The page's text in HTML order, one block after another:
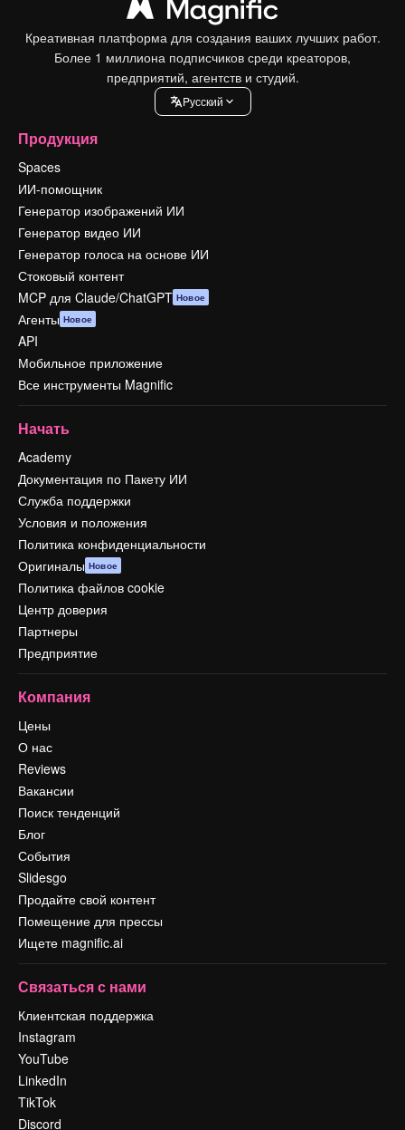
Креативная платформа для создания ваших лучших работ.
Более 1 миллиона подписчиков среди креаторов,
предприятий, агентств и студий.
Pусский
Продукция
Spaces
ИИ-помощник
Генератор изображений ИИ
Генератор видео ИИ
Генератор голоса на основе ИИ
Стоковый контент
MCP для Claude/ChatGPT Новое
Агенты Новое
API
Мобильное приложение
Все инструменты Magnific
Начать
Academy
Документация по Пакету ИИ
Служба поддержки
Условия и положения
Политика конфиденциальности
Оригиналы Новое
Политика файлов cookie
Центр доверия
Партнеры
Предприятие
Компания
Цены
О нас
Reviews
Вакансии
Поиск тенденций
Блог
События
Slidesgo
Продайте свой контент
Помещение для прессы
Ищете magnific.ai
Связаться с нами
Клиентская поддержка
Instagram
YouTube
LinkedIn
TikTok
Discord